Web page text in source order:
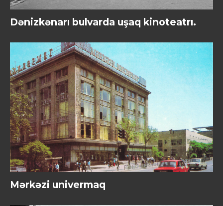
Dənizkənarı bulvarda uşaq kinoteatrı.
Mərkəzi univermaq